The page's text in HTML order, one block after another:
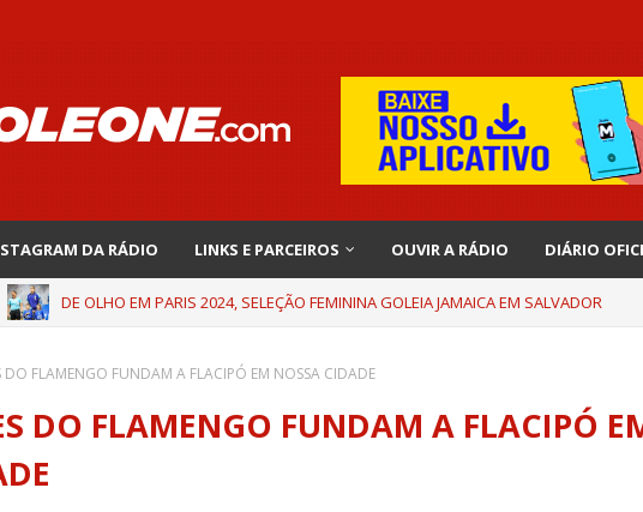
DA RÁDIO LINKS E PARCEIROS OUVIR A RÁDIO DIÁRIO
DE OLHO EM PARIS 2024, SELEÇÃO FEMININA GOLEIA JAMAICA EM SALVADOR
DO FLAMENGO FUNDAM A FLACIPÓ EM NOSSA CIDADE
DO FLAMENGO FUNDAM A FLACIPÓ